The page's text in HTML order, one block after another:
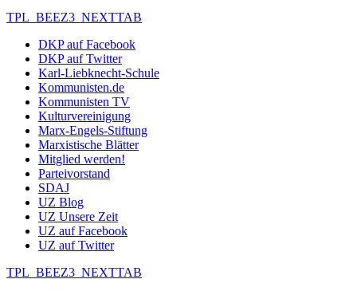
TPL_BEEZ3_NEXTTAB
DKP auf Facebook
DKP auf Twitter
Karl-Liebknecht-Schule
Kommunisten.de
Kommunisten TV
Kulturvereinigung
Marx-Engels-Stiftung
Marxistische Blätter
Mitglied werden!
Parteivorstand
SDAJ
UZ Blog
UZ Unsere Zeit
UZ auf Facebook
UZ auf Twitter
TPL_BEEZ3_NEXTTAB